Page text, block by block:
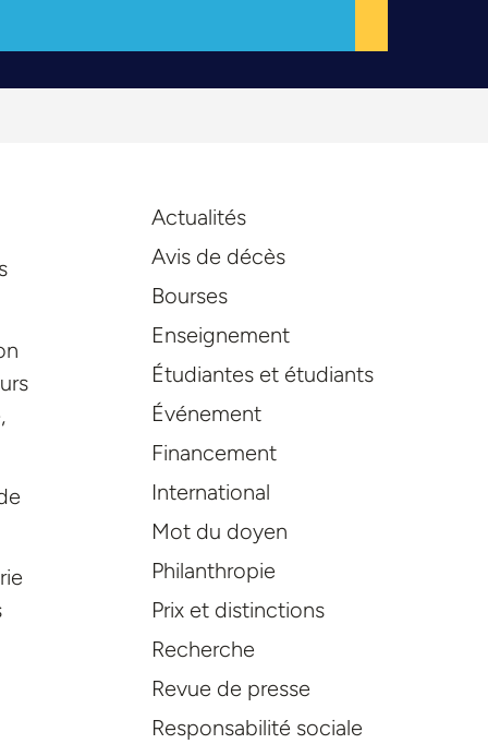
Actualités
Avis de décès
Bourses
Enseignement
Étudiantes et étudiants
Événement
Financement
International
Mot du doyen
Philanthropie
Prix et distinctions
Recherche
Revue de presse
Responsabilité sociale